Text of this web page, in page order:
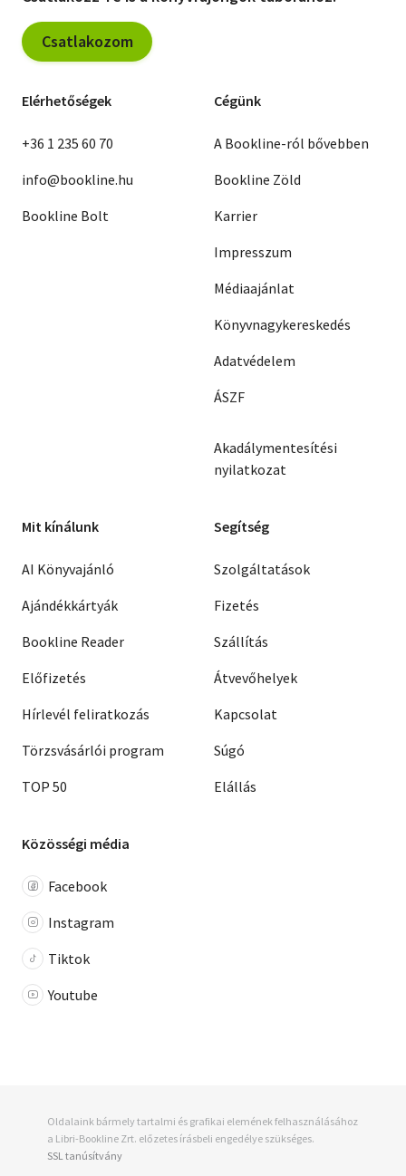
Csatlakozom
Elérhetőségek
+36 1 235 60 70
info@bookline.hu
Bookline Bolt
Cégünk
A Bookline-ról bővebben
Bookline Zöld
Karrier
Impresszum
Médiaajánlat
Könyvnagykereskedés
Adatvédelem
ÁSZF
Akadálymentesítési
nyilatkozat
Mit kínálunk
AI Könyvajánló
Ajándékkártyák
Bookline Reader
Előfizetés
Hírlevél feliratkozás
Törzsvásárlói program
TOP 50
Segítség
Szolgáltatások
Fizetés
Szállítás
Átvevőhelyek
Kapcsolat
Súgó
Elállás
Közösségi média
Facebook
Instagram
Tiktok
Youtube
Oldalaink bármely tartalmi és grafikai elemének felhasználásához
a Libri-Bookline Zrt. előzetes írásbeli engedélye szükséges.
SSL tanúsítvány